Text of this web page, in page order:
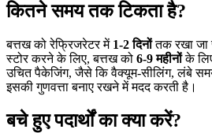
कितने समय तक टिकता है?
बत्तख को रेफ्रिजरेटर में 1-2 दिनोंतक रखा जा
स्टोर करने के लिए, बत्तख को 6-9 महीनोंके
उचित पैकेजिंग, जैसे कि वैक्यूम-सीलिंग, लंबे
इसकी गुणवत्ता बनाए रखने में मदद करती है।
बचे हुए पदार्थों का क्या करें?